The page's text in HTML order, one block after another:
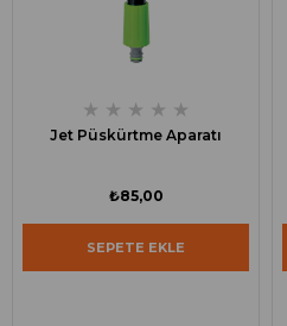
★ ★ ★ ★ ★
Jet Püskürtme Aparatı
₺85,00
SEPETE EKLE